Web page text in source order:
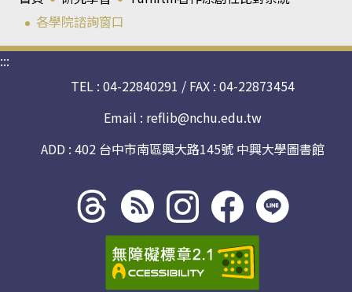
各學院諮詢窗口
:::
TEL : 04-22840291 / FAX : 04-22873454
Email : reflib@nchu.edu.tw
ADD : 402 台中市南區興大路145號 中興大學圖書館
Threads
社群
rss社
群
instagram
社群
facebook
社群
line社
群